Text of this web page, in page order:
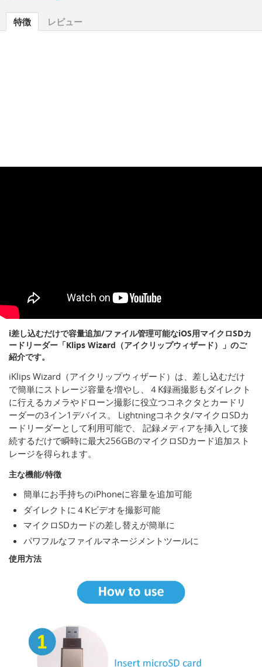
特徴 レビュー
i差し込むだけで容量追加/ファイル管理可能なiOS用マイクロSDカ
ードリーダー「Klips Wizard（アイクリップウィザード）」のご
紹介です。
iKlips Wizard（アイクリップウィザード）は、差し込むだけ
で簡単にストレージ容量を増やし、４K録画撮影もダイレクト
に行えるカメラやドローン撮影に役立つコネクタとカードリ
ーダーの3イン1デバイス。 Lightningコネクタ/マイクロSDカ
ードリーダーとして利用可能で、 記録メディアを挿入して接
続するだけで瞬時に最大256GBのマイクロSDカード追加スト
レージを得られます。
主な機能/特徴
簡単にお手持ちのiPhoneに容量を追加可能
ダイレクトに４Kビデオを撮影可能
マイクロSDカードの差し替えが簡単に
パワフルなファイルマネージメントツールに
使用方法